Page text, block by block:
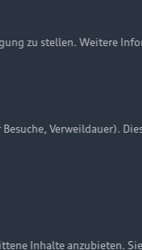
Cookie-Richtlinie
dieser Webseite kann
zu stellen. Weitere
Verweildauer).
Inhalte anzubieten.